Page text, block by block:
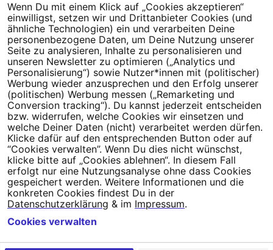
Dein Engagement macht den Unterschied. Schließe Dich 4,5
Millionen Menschen an.
Newsletter bestellen
Campact e.V.
IBAN DE95 2‍5‍1‍2 0‍5‍1‍0 6‍9‍8‍0 0‍0‍0‍0 0‍0
SozialBank
Direkt online spenden
NewsletterHilfe und
FAQKontakt DatenschutzImpressumCookie Einstellungen
Wenn Du mit einem Klick auf „Cookies akzeptieren“
einwilligst, setzen wir und Drittanbieter Cookies (und
ähnliche Technologien) ein und verarbeiten Deine
personenbezogene Daten, um Deine Nutzung unserer
Seite zu analysieren, Inhalte zu personalisieren und
unseren Newsletter zu optimieren („Analytics und
Personalisierung“) sowie Nutzer*innen mit (politischer)
Werbung wieder anzusprechen und den Erfolg unserer
(politischen) Werbung messen („Remarketing und
Conversion tracking“). Du kannst jederzeit entscheiden
bzw. widerrufen, welche Cookies wir einsetzen und
welche Deiner Daten (nicht) verarbeitet werden dürfen.
Klicke dafür auf den entsprechenden Button oder auf
“Cookies verwalten”. Wenn Du dies nicht wünschst,
klicke bitte auf „Cookies ablehnen“. In diesem Fall
erfolgt nur eine Nutzungsanalyse ohne dass Cookies
gespeichert werden. Weitere Informationen und die
konkreten Cookies findest Du in der
Datenschutzerklärung & im Impressum.
Cookies verwalten